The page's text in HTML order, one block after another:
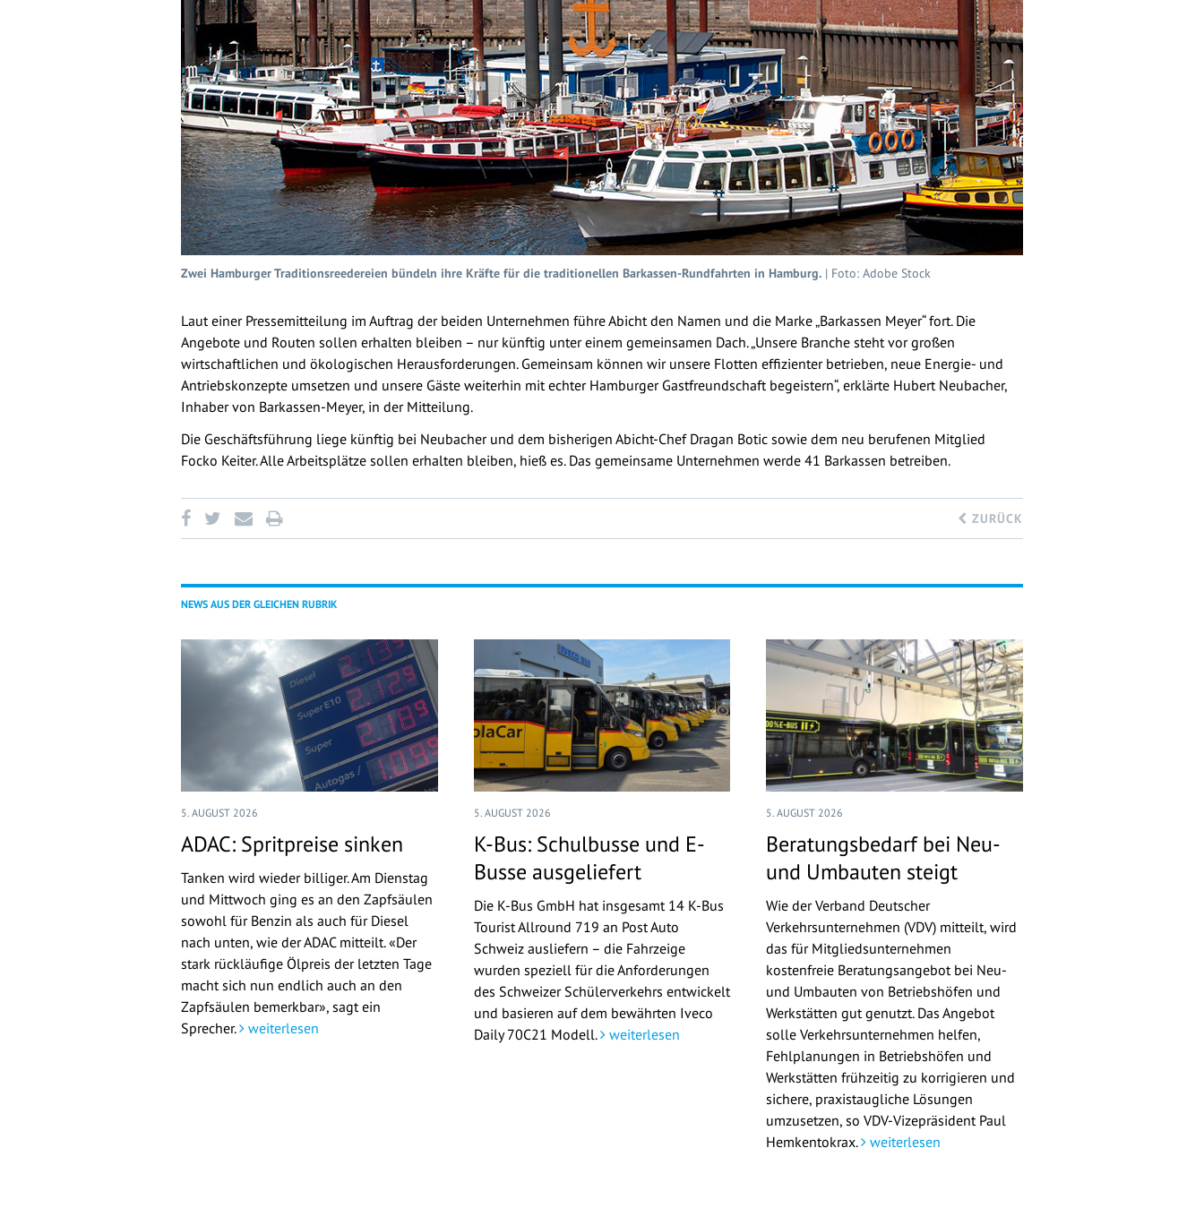
Zwei Hamburger Traditionsreedereien bündeln ihre Kräfte für die traditionellen Barkassen-Rundfahrten in Hamburg. | Foto: Adobe Stock
Laut einer Pressemitteilung im Auftrag der beiden Unternehmen führe Abicht den Namen und die Marke „Barkassen Meyer“ fort. Die
Angebote und Routen sollen erhalten bleiben – nur künftig unter einem gemeinsamen Dach. „Unsere Branche steht vor großen
wirtschaftlichen und ökologischen Herausforderungen. Gemeinsam können wir unsere Flotten effizienter betrieben, neue Energie- und
Antriebskonzepte umsetzen und unsere Gäste weiterhin mit echter Hamburger Gastfreundschaft begeistern“, erklärte Hubert Neubacher,
Inhaber von Barkassen-Meyer, in der Mitteilung.
Die Geschäftsführung liege künftig bei Neubacher und dem bisherigen Abicht-Chef Dragan Botic sowie dem neu berufenen Mitglied
Focko Keiter. Alle Arbeitsplätze sollen erhalten bleiben, hieß es. Das gemeinsame Unternehmen werde 41 Barkassen betreiben.
ZURÜCK
NEWS AUS DER GLEICHEN RUBRIK
5. AUGUST 2026
ADAC: Spritpreise sinken
Tanken wird wieder billiger. Am Dienstag
und Mittwoch ging es an den Zapfsäulen
sowohl für Benzin als auch für Diesel
nach unten, wie der ADAC mitteilt. «Der
stark rückläufige Ölpreis der letzten Tage
macht sich nun endlich auch an den
Zapfsäulen bemerkbar», sagt ein
Sprecher.
weiterlesen
5. AUGUST 2026
K-Bus: Schulbusse und E-
Busse ausgeliefert
Die K-Bus GmbH hat insgesamt 14 K-Bus
Tourist Allround 719 an Post Auto
Schweiz ausliefern – die Fahrzeige
wurden speziell für die Anforderungen
des Schweizer Schülerverkehrs entwickelt
und basieren auf dem bewährten Iveco
Daily 70C21 Modell. weiterlesen
5. AUGUST 2026
Beratungsbedarf bei Neu-
und Umbauten steigt
Wie der Verband Deutscher
Verkehrsunternehmen (VDV) mitteilt, wird
das für Mitgliedsunternehmen
kostenfreie Beratungsangebot bei Neu-
und Umbauten von Betriebshöfen und
Werkstätten gut genutzt. Das Angebot
solle Verkehrsunternehmen helfen,
Fehlplanungen in Betriebshöfen und
Werkstätten frühzeitig zu korrigieren und
sichere, praxistaugliche Lösungen
umzusetzen, so VDV-Vizepräsident Paul
Hemkentokrax. weiterlesen